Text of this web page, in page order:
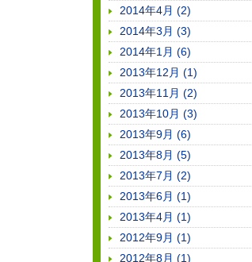
2014年4月 (2)
2014年3月 (3)
2014年1月 (6)
2013年12月 (1)
2013年11月 (2)
2013年10月 (3)
2013年9月 (6)
2013年8月 (5)
2013年7月 (2)
2013年6月 (1)
2013年4月 (1)
2012年9月 (1)
2012年8月 (1)